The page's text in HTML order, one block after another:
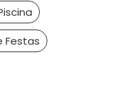
Festas